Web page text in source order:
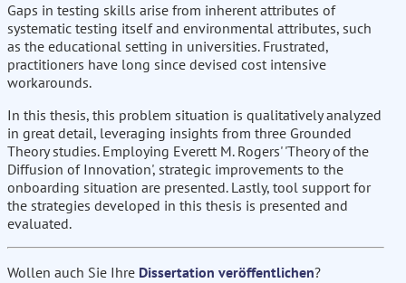
Gaps in testing skills arise from inherent attributes of
systematic testing itself and environmental attributes, such
as the educational setting in universities. Frustrated,
practitioners have long since devised cost intensive
workarounds.
In this thesis, this problem situation is qualitatively analyzed
in great detail, leveraging insights from three Grounded
Theory studies. Employing Everett M. Rogers' 'Theory of the
Diffusion of Innovation', strategic improvements to the
onboarding situation are presented. Lastly, tool support for
the strategies developed in this thesis is presented and
evaluated.
Wollen auch Sie Ihre Dissertation veröffentlichen?